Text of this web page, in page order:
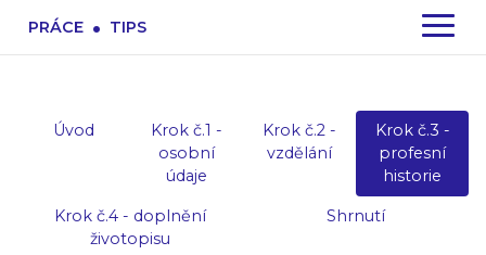
PRÁCE . TIPS
Úvod
Krok č.1 -
osobní
údaje
Krok č.2 -
vzdělání
Krok č.3 -
profesní
historie
Krok č.4 - doplnění
životopisu
Shrnutí